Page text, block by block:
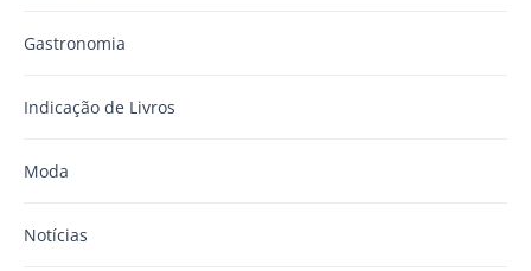
Gastronomia
Indicação de Livros
Moda
Notícias